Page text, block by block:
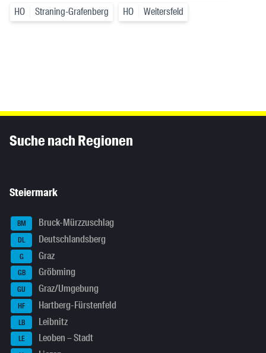
HO Straning-Grafenberg HO Weitersfeld
Suche nach Regionen
Steiermark
BM Bruck-Mürzzuschlag
DL Deutschlandsberg
G Graz
GB Gröbming
GU Graz/Umgebung
HF Hartberg-Fürstenfeld
LB Leibnitz
LE Leoben – Stadt